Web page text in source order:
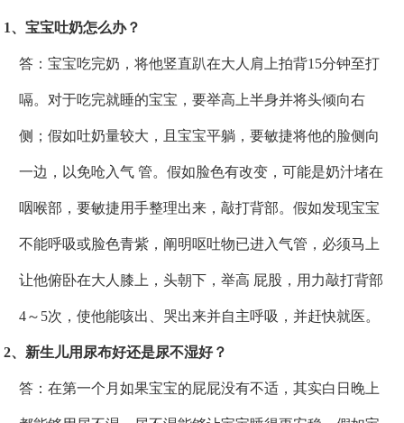
1、宝宝吐奶怎么办？
答：宝宝吃完奶，将他竖直趴在大人肩上拍背15分钟至打
嗝。对于吃完就睡的宝宝，要举高上半身并将头倾向右
侧；假如吐奶量较大，且宝宝平躺，要敏捷将他的脸侧向
一边，以免呛入气 管。假如脸色有改变，可能是奶汁堵在
咽喉部，要敏捷用手整理出来，敲打背部。假如发现宝宝
不能呼吸或脸色青紫，阐明呕吐物已进入气管，必须马上
让他俯卧在大人膝上，头朝下，举高 屁股，用力敲打背部
4～5次，使他能咳出、哭出来并自主呼吸，并赶快就医。
2、新生儿用尿布好还是尿不湿好？
答：在第一个月如果宝宝的屁屁没有不适，其实白日晚上